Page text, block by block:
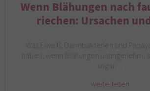
Wenn Blähungen nach
riechen: Ursachen
Was Eiweiß, Darmbakterien und
haben, wenn Blähungen unangenehm,
sogar…
weiterlesen